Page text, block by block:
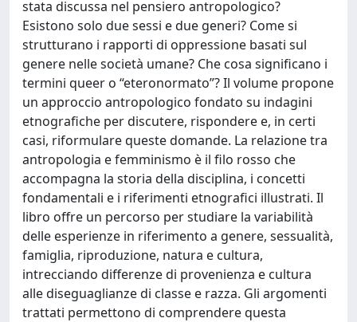
stata discussa nel pensiero antropologico?
Esistono solo due sessi e due generi? Come si
strutturano i rapporti di oppressione basati sul
genere nelle società umane? Che cosa significano i
termini queer o “eteronormato”? Il volume propone
un approccio antropologico fondato su indagini
etnografiche per discutere, rispondere e, in certi
casi, riformulare queste domande. La relazione tra
antropologia e femminismo è il filo rosso che
accompagna la storia della disciplina, i concetti
fondamentali e i riferimenti etnografici illustrati. Il
libro offre un percorso per studiare la variabilità
delle esperienze in riferimento a genere, sessualità,
famiglia, riproduzione, natura e cultura,
intrecciando differenze di provenienza e cultura
alle diseguaglianze di classe e razza. Gli argomenti
trattati permettono di comprendere questa